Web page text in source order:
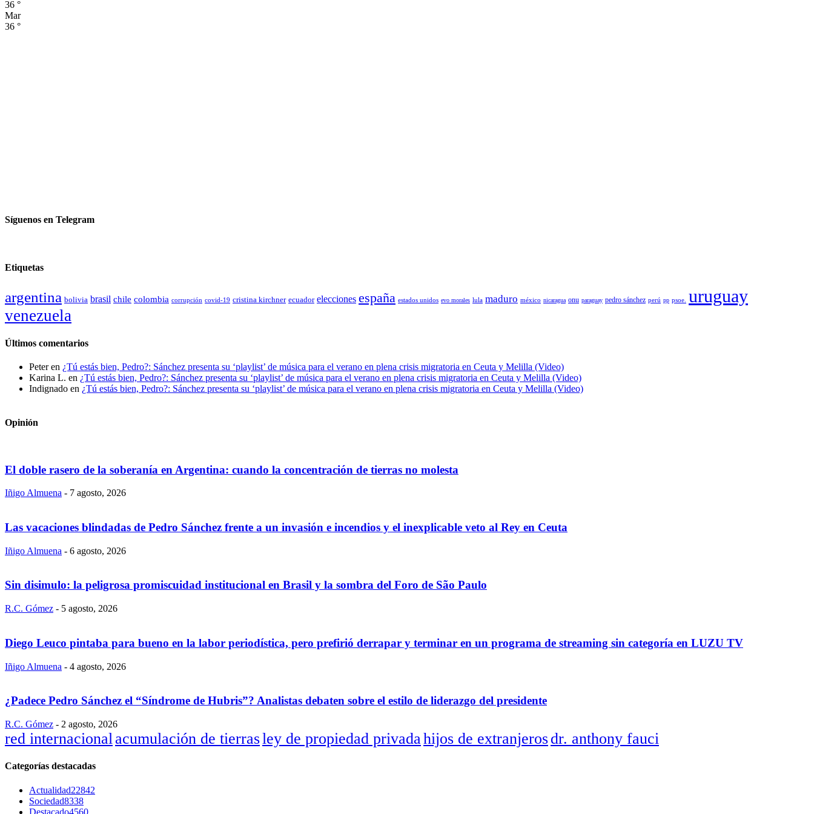
36 °
Mar
36 °
Síguenos en Telegram
Etiquetas
argentina bolivia brasil chile colombia corrupción covid-19 cristina kirchner ecuador elecciones españa estados unidos evo morales lula maduro méxico nicaragua onu paraguay pedro sánchez perú pp psoe. uruguay
venezuela
Últimos comentarios
Peteren ¿Tú estás bien, Pedro?: Sánchez presenta su ‘playlist’ de música para el verano en plena crisis migratoria en Ceuta y Melilla (Video)
Karina L. en ¿Tú estás bien, Pedro?: Sánchez presenta su ‘playlist’ de música para el verano en plena crisis migratoria en Ceuta y Melilla (Video)
Indignado en ¿Tú estás bien, Pedro?: Sánchez presenta su ‘playlist’ de música para el verano en plena crisis migratoria en Ceuta y Melilla (Video)
Opinión
El doble rasero de la soberanía en Argentina: cuando la concentración de tierras no molesta
Iñigo Almuena - 7 agosto, 2026
Las vacaciones blindadas de Pedro Sánchez frente a un invasión e incendios y el inexplicable veto al Rey en Ceuta
Iñigo Almuena - 6 agosto, 2026
Sin disimulo: la peligrosa promiscuidad institucional en Brasil y la sombra del Foro de São Paulo
R.C. Gómez - 5 agosto, 2026
Diego Leuco pintaba para bueno en la labor periodística, pero prefirió derrapar y terminar en un programa de streaming sin categoría en LUZU TV
Iñigo Almuena - 4 agosto, 2026
¿Padece Pedro Sánchez el “Síndrome de Hubris”? Analistas debaten sobre el estilo de liderazgo del presidente
R.C. Gómez - 2 agosto, 2026
red internacionalacumulación de tierrasley de propiedad privadahijos de extranjerosdr. anthony fauci
Categorías destacadas
Actualidad22842
Sociedad8338
Destacado4560